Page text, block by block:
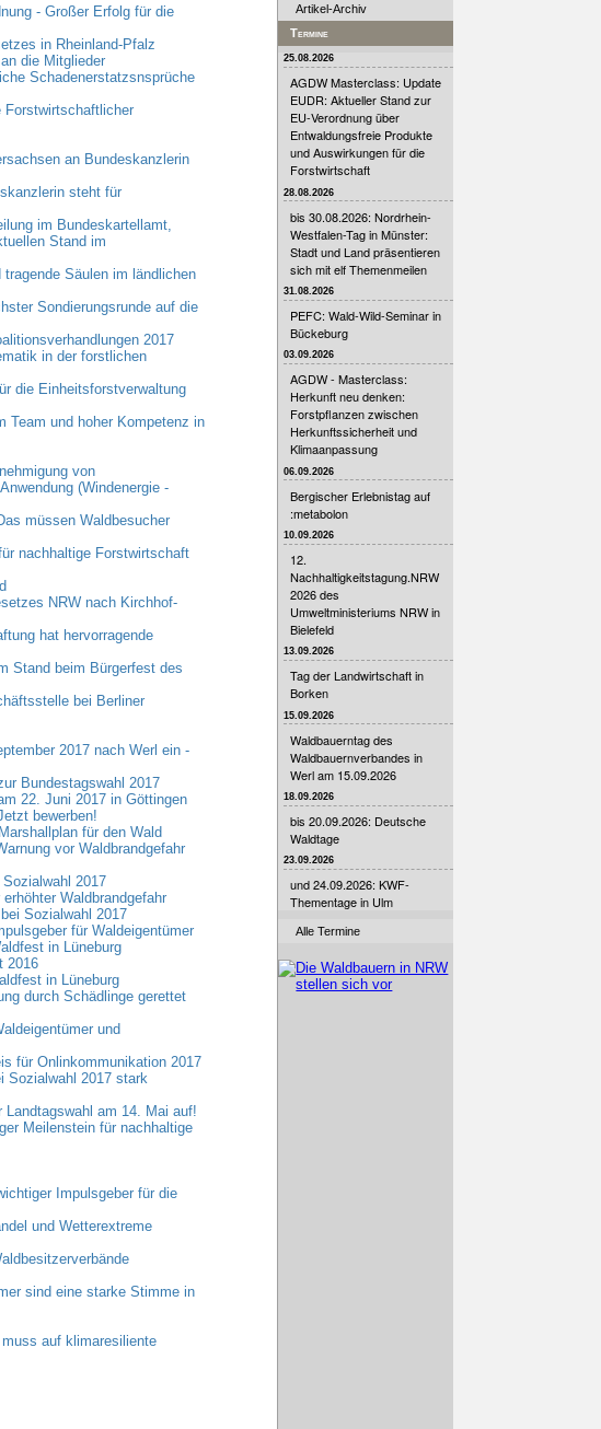
- Großer Erfolg für die
in Rheinland-Pfalz
die Mitglieder
Schadenerstatzsnsprüche
Forstwirtschaftlicher
an Bundeskanzlerin
steht für
im Bundeskartellamt,
Stand im
Säulen im ländlichen
Sondierungsrunde auf die
2017
in der forstlichen
die Einheitsforstverwaltung
Team und hoher Kompetenz in
von
(Windenergie -
müssen Waldbesucher
nachhaltige Forstwirtschaft
NRW nach Kirchhof-
hat hervorragende
Stand beim Bürgerfest des
bei Berliner
2017 nach Werl ein -
Bundestagswahl 2017
22. Juni 2017 in Göttingen
bewerben!
für den Wald
vor Waldbrandgefahr
2017
Waldbrandgefahr
Sozialwahl 2017
für Waldeigentümer
in Lüneburg
2016
in Lüneburg
durch Schädlinge gerettet
und
für Onlinkommunikation 2017
Sozialwahl 2017 stark
am 14. Mai auf!
Meilenstein für nachhaltige
Impulsgeber für die
und Wetterextreme
sind eine starke Stimme in
auf klimaresiliente
Artikel-Archiv
Termine
25.08.2026
AGDW Masterclass: Update
EUDR: Aktueller Stand zur
EU-Verordnung über
Entwaldungsfreie Produkte
und Auswirkungen für die
Forstwirtschaft
28.08.2026
bis 30.08.2026: Nordrhein-
Westfalen-Tag in Münster:
Stadt und Land präsentieren
sich mit elf Themenmeilen
31.08.2026
PEFC: Wald-Wild-Seminar in
Bückeburg
03.09.2026
AGDW - Masterclass:
Herkunft neu denken:
Forstpflanzen zwischen
Herkunftssicherheit und
Klimaanpassung
06.09.2026
Bergischer Erlebnistag auf
:metabolon
10.09.2026
12.
Nachhaltigkeitstagung.NRW
2026 des
Umweltministeriums NRW in
Bielefeld
13.09.2026
Tag der Landwirtschaft in
Borken
15.09.2026
Waldbauerntag des
Waldbauernverbandes in
Werl am 15.09.2026
18.09.2026
bis 20.09.2026: Deutsche
Waldtage
23.09.2026
und 24.09.2026: KWF-
Thementage in Ulm
Alle Termine